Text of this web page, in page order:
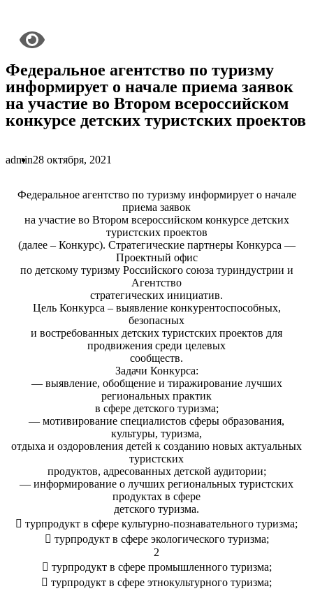
Федеральное агентство по туризму
информирует о начале приема заявок
на участие во Втором всероссийском
конкурсе детских туристских проектов
admin28 октября, 2021
Федеральное агентство по туризму информирует о начале
приема заявок
на участие во Втором всероссийском конкурсе детских
туристских проектов
(далее – Конкурс). Стратегические партнеры Конкурса —
Проектный офис
по детскому туризму Российского союза туриндустрии и
Агентство
стратегических инициатив.
Цель Конкурса – выявление конкурентоспособных,
безопасных
и востребованных детских туристских проектов для
продвижения среди целевых
сообществ.
Задачи Конкурса:
— выявление, обобщение и тиражирование лучших
региональных практик
в сфере детского туризма;
— мотивирование специалистов сферы образования,
культуры, туризма,
отдыха и оздоровления детей к созданию новых актуальных
туристских
продуктов, адресованных детской аудитории;
— информирование о лучших региональных туристских
продуктах в сфере
детского туризма.
 турпродукт в сфере культурно-познавательного туризма;
 турпродукт в сфере экологического туризма;
2
 турпродукт в сфере промышленного туризма;
 турпродукт в сфере этнокультурного туризма;